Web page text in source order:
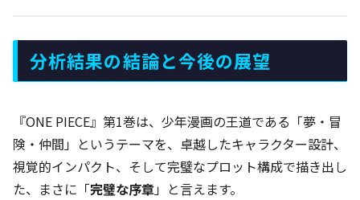
分析結果の結論と今後の展望
『ONE PIECE』第1巻は、少年漫画の王道である「夢・冒
険・仲間」というテーマを、卓越したキャラクター設計、
視覚的インパクト、そして完璧なプロット構成で描き出し
た、まさに「完璧な序章」と言えます。